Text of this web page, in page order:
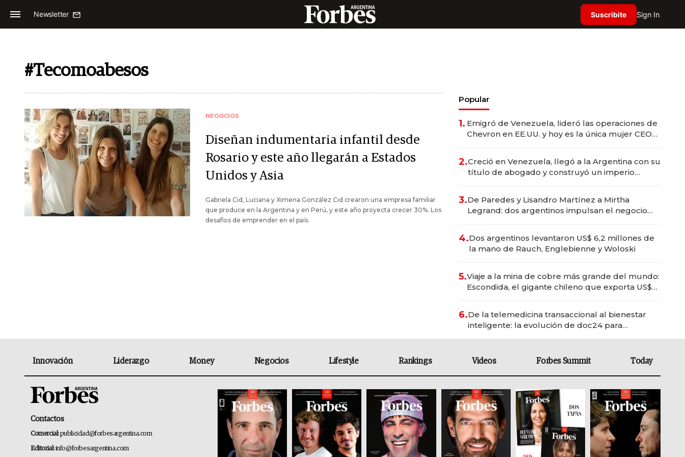
Newsletter Suscribite Sign In
#Tecomoabesos
NEGOCIOS
Diseñan indumentaria infantil desde
Rosario y este año llegarán a Estados
Unidos y Asia
Gabriela Cid, Luciana y Ximena González Cid crearon una empresa familiar
que produce en la Argentina y en Perú, y este año proyecta crecer 30%. Los
desafíos de emprender en el país.
Popular
1. Emigró de Venezuela, lideró las operaciones de
Chevron en EE.UU. y hoy es la única mujer CEO
2.Creció en Venezuela, llegó a la Argentina con su
título de abogado y construyó un imperio
3.De Paredes y Lisandro Martínez a Mirtha
Legrand: dos argentinos impulsan el negocio
4.Dos argentinos levantaron US$ 6,2 millones de
la mano de Rauch, Englebienne y Woloski
5.Viaje a la mina de cobre más grande del mundo:
Escondida, el gigante chileno que exporta US$
6.De la telemedicina transaccional al bienestar
inteligente: la evolución de doc24 para
Innovación Liderazgo Money Negocios Lifestyle Rankings Videos Forbes Summit Today
Contactos
Comercial:publicidad@forbesargentina.com
Editorial:info@forbesargentina.com